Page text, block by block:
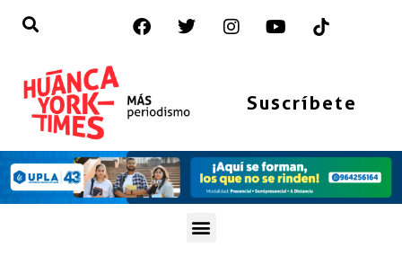
Suscríbete